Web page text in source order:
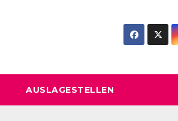
AUSLAGESTELLEN